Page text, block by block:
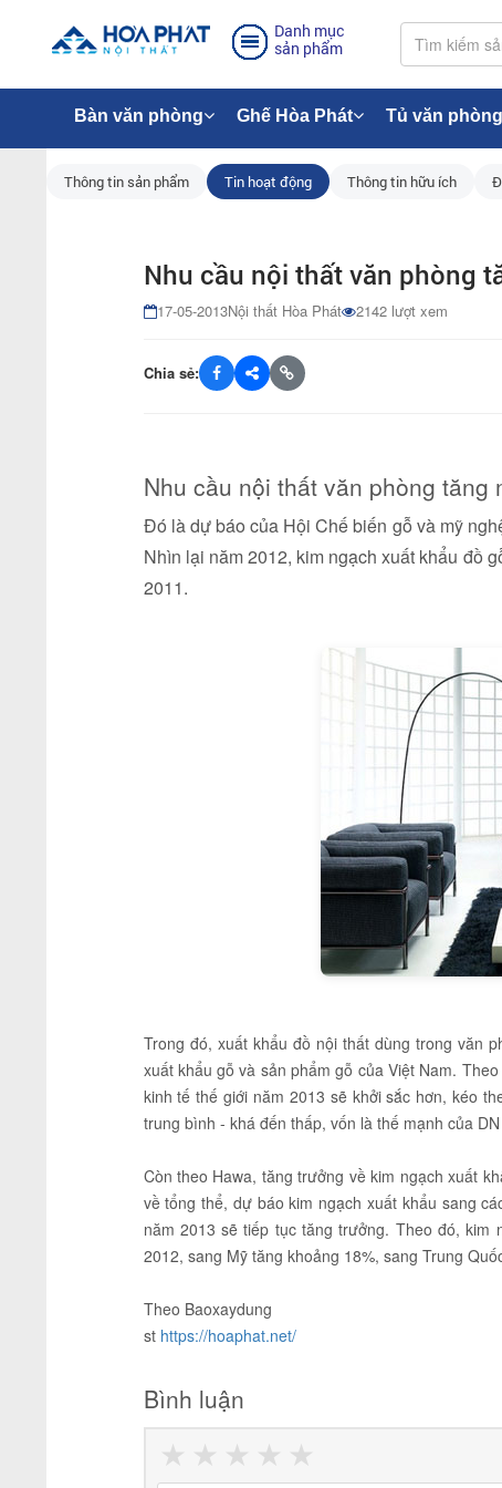
Danh mục
sản phẩm
Bàn văn phòng Ghế Hòa Phát Tủ văn phòng
Thông tin sản phẩm Tin hoạt động Thông tin hữu ích
Nhu cầu nội thất văn phòng
17-05-2013Nội thất Hòa Phát 2142 lượt xem
Chia sẻ:
Nhu cầu nội thất văn phòng tăng
Đó là dự báo của Hội Chế biến gỗ và mỹ
Nhìn lại năm 2012, kim ngạch xuất khẩu đồ
2011.
Trong đó, xuất khẩu đồ nội thất dùng trong văn
xuất khẩu gỗ và sản phẩm gỗ của Việt Nam.
kinh tế thế giới năm 2013 sẽ khởi sắc hơn, kéo
trung bình - khá đến thấp, vốn là thế mạnh của
Còn theo Hawa, tăng trưởng về kim ngạch xuất
về tổng thể, dự báo kim ngạch xuất khẩu sang
năm 2013 sẽ tiếp tục tăng trưởng. Theo đó, kim
2012, sang Mỹ tăng khoảng 18%, sang Trung
Theo Baoxaydung
st https://hoaphat.net/
Bình luận
★
★
★
★
★